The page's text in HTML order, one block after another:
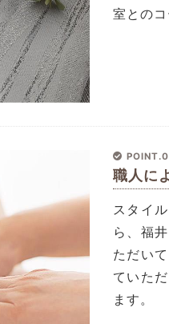
室との
職人に
スタイ
ら、福
ただい
ていた
ます。